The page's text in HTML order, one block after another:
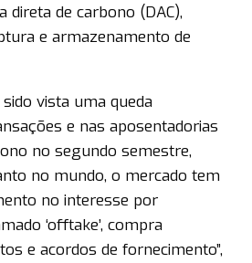
direta de carbono (DAC),
e armazenamento de
vista uma queda
e nas aposentadorias
no segundo semestre,
no mundo, o mercado tem
no interesse por
‘offtake’, compra
e acordos de fornecimento”,